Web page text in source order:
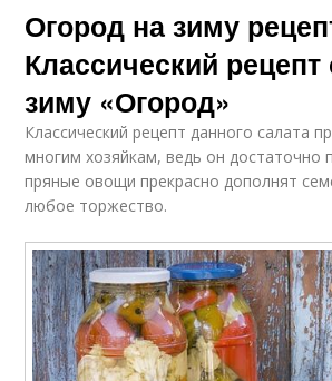
Огород на зиму
Классический рецепт
зиму «Огород»
Классический рецепт данного салата
многим хозяйкам, ведь он достаточно
пряные овощи прекрасно дополнят
любое торжество.